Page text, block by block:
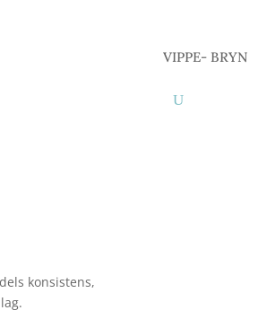
VIPPE- BRYN
konsistens,